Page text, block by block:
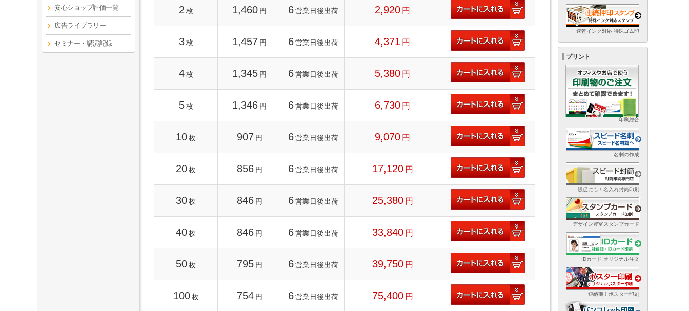
2 枚 1,460 円 6 営業日後出荷 2,920 円
3 枚 1,457 円 6 営業日後出荷 4,371 円
4 枚 1,345 円 6 営業日後出荷 5,380 円
5 枚 1,346 円 6 営業日後出荷 6,730 円
10枚 907 円 6 営業日後出荷 9,070 円
20枚 856 円 6 営業日後出荷 17,120 円
30枚 846 円 6 営業日後出荷 25,380 円
40枚 846 円 6 営業日後出荷 33,840 円
50枚 795 円 6 営業日後出荷 39,750 円
100 枚 754 円 6 営業日後出荷 75,400 円
安心ショップ評価一覧
広告ライブラリー
セミナー・講演記録
速乾インク対応 特殊ゴム印
プリント
印刷総合
名刺の作成
販促にも！名入れ封筒印刷
デザイン豊富スタンプカード
IDカード オリジナル注文
短納期！ポスター印刷